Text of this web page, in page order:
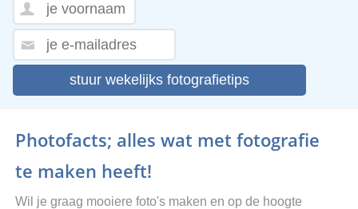
stuur wekelijks fotografietips
Photofacts; alles wat met fotografie
te maken heeft!
Wil je graag mooiere foto's maken en op de hoogte